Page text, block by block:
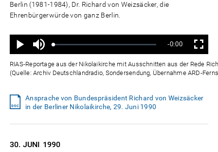
Berlin (1981-1984), Dr. Richard von Weizsäcker, die
Ehrenbürgerwürde von ganz Berlin.
Wiedergabe
Ton
aus
Geladen:
Status:
Verbleibende
Zeit
-0:00 Vollbild
RIAS-Reportage aus der Nikolaikirche mit Ausschnitten aus der Rede
(Quelle: Archiv Deutschlandradio, Sondersendung, Übernahme ARD-
Ansprache von Bundespräsident Richard von Weizsäcker
in der Berliner Nikolaikirche, 29. Juni 1990
30. JUNI 1990